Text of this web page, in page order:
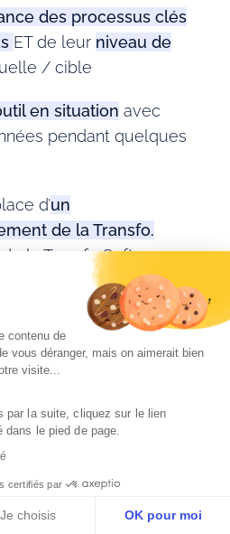
contenu de
vous déranger, mais on aimerait bien
visite...
par la suite, cliquez sur le lien
le pied de page.
certifiés par
Je choisis OK pour moi
des processus clés
ET de leur niveau de
/ cible
en situation avec
pendant quelques
d’un
de la Transfo.
la Transfo Software
(#SWAS).
continue du top
dans cette démarche.
sur l’impact
Chaque outil a ses
Plutôt que de